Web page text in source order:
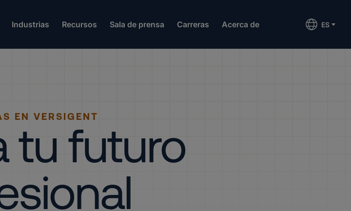
Industrias Recursos Sala de prensa Carreras Acerca de ES
EN VERSIGENT
tu futuro